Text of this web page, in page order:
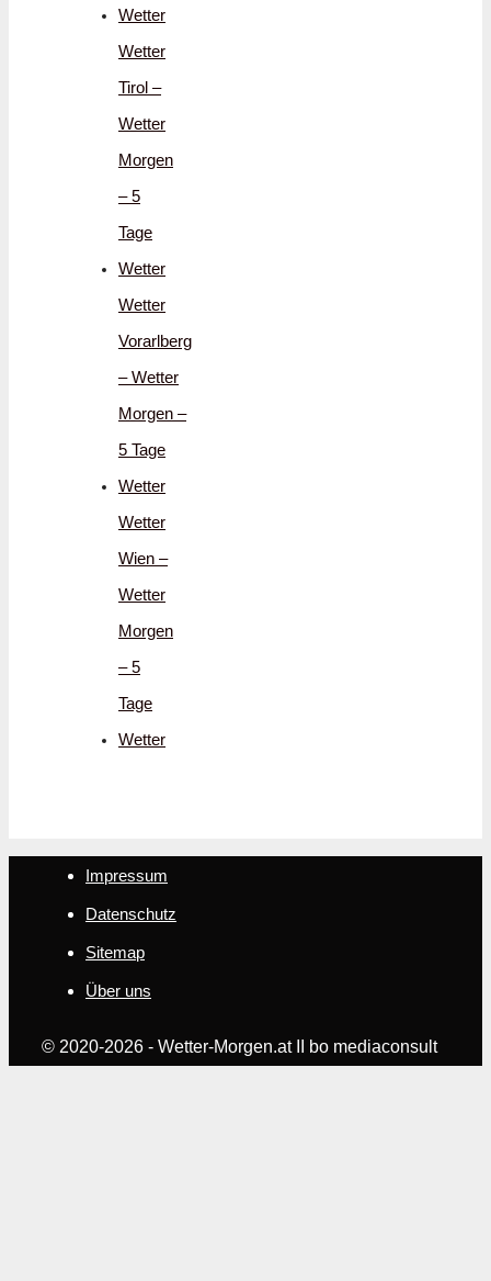
Wetter
Wetter
Tirol –
Wetter
Morgen
– 5
Tage
Wetter
Wetter
Vorarlberg
– Wetter
Morgen –
5 Tage
Wetter
Wetter
Wien –
Wetter
Morgen
– 5
Tage
Wetter
Impressum
Datenschutz
Sitemap
Über uns
© 2020-2026 - Wetter-Morgen.at II bo mediaconsult